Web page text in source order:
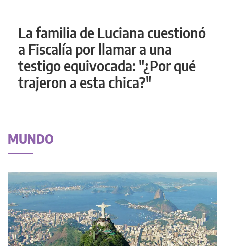
La familia de Luciana cuestionó
a Fiscalía por llamar a una
testigo equivocada: "¿Por qué
trajeron a esta chica?"
MUNDO